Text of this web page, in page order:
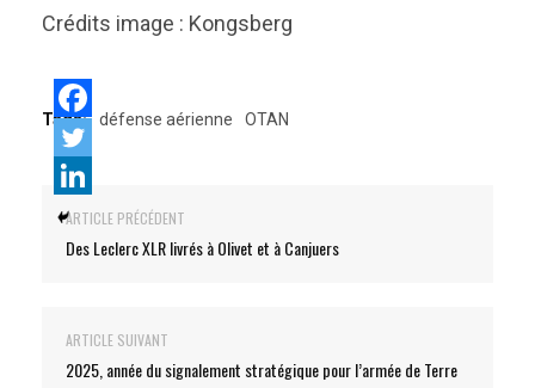
Crédits image : Kongsberg
Tags: défense aérienne OTAN
ARTICLE PRÉCÉDENT
Des Leclerc XLR livrés à Olivet et à Canjuers
ARTICLE SUIVANT
2025, année du signalement stratégique pour l’armée de Terre